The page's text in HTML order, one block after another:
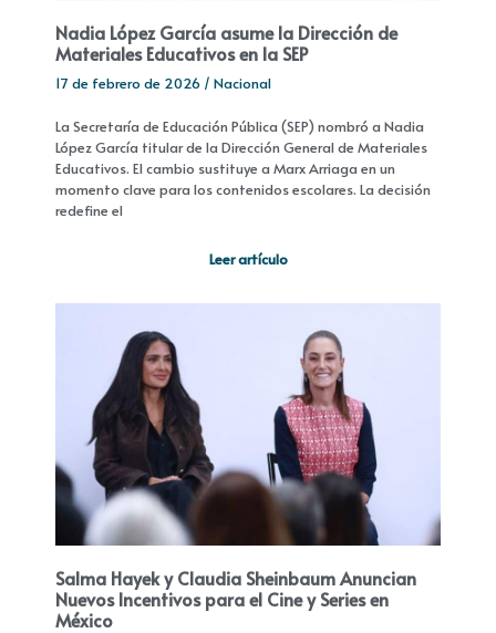
Nadia López García asume la Dirección de
Materiales Educativos en la SEP
17 de febrero de 2026 / Nacional
La Secretaría de Educación Pública (SEP) nombró a Nadia
López García titular de la Dirección General de Materiales
Educativos. El cambio sustituye a Marx Arriaga en un
momento clave para los contenidos escolares. La decisión
redefine el
Leer artículo
Salma Hayek y Claudia Sheinbaum Anuncian
Nuevos Incentivos para el Cine y Series en
México